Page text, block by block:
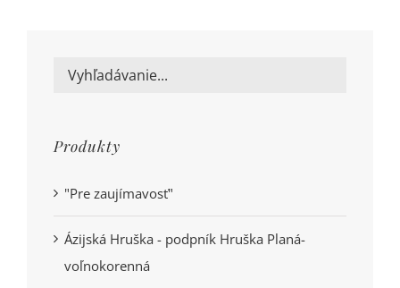
Produkty
"Pre zaujímavosť"
Ázijská Hruška - podpník Hruška Planá-
voľnokorenná